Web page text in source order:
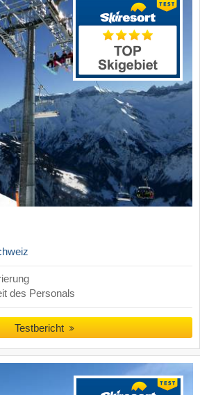
des Personals
Testbericht